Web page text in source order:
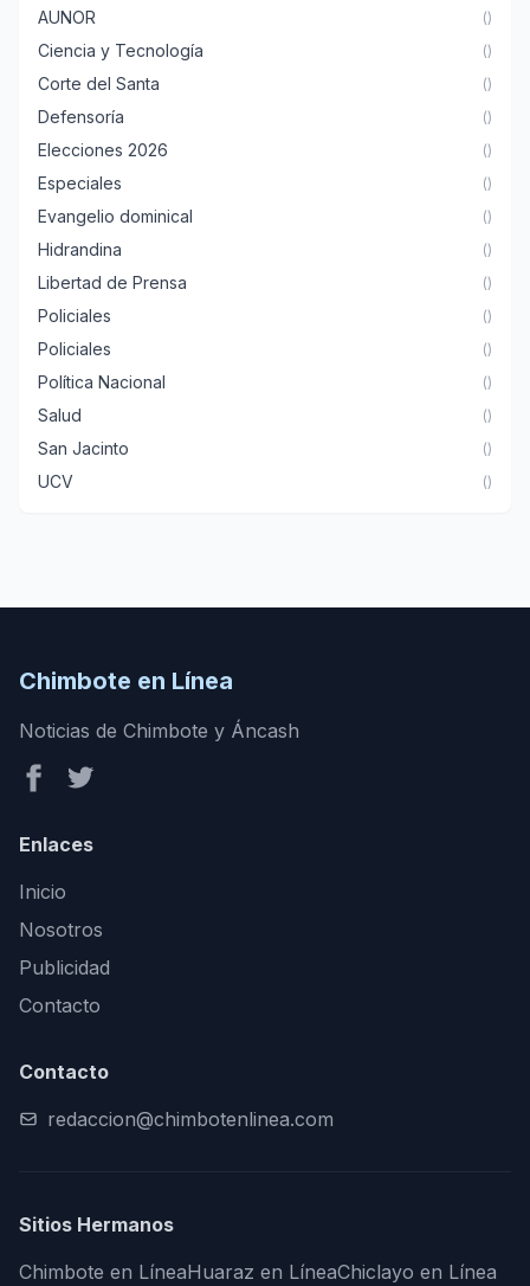
AUNOR ()
Ciencia y Tecnología ()
Corte del Santa ()
Defensoría ()
Elecciones 2026 ()
Especiales ()
Evangelio dominical ()
Hidrandina ()
Libertad de Prensa ()
Policiales ()
Policiales ()
Política Nacional ()
Salud ()
San Jacinto ()
UCV ()
Chimbote en Línea
Noticias de Chimbote y Áncash
Enlaces
Inicio
Nosotros
Publicidad
Contacto
Contacto
redaccion@chimbotenlinea.com
Sitios Hermanos
Chimbote en LíneaHuaraz en LíneaChiclayo en Línea